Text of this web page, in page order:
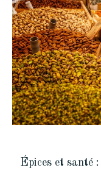
Épices et santé